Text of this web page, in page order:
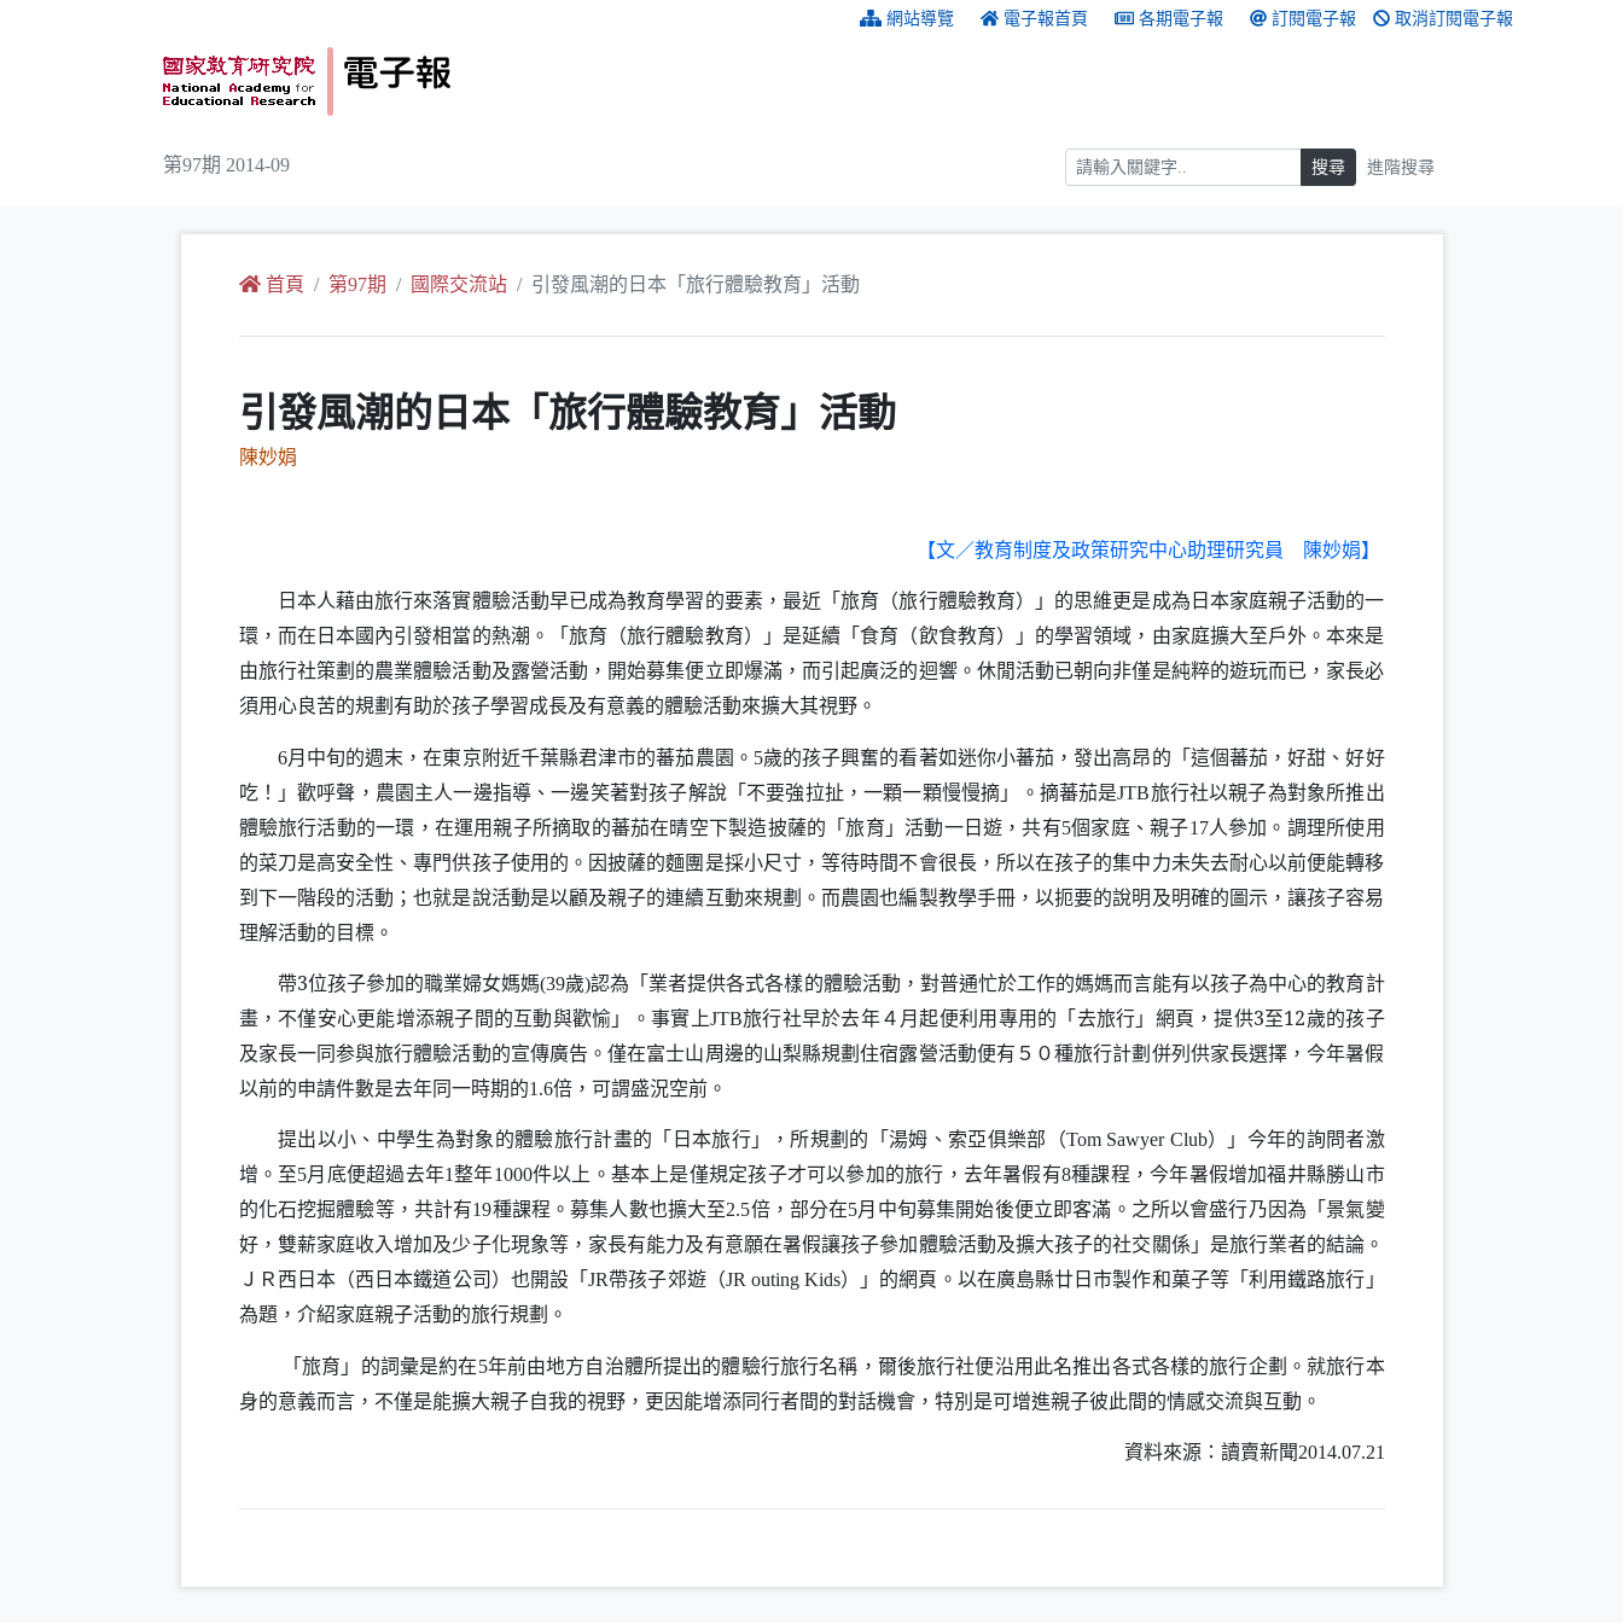
網站導覽 電子報首頁 各期電子報 訂閱電子報 取消訂閱電子報
第97期 2014-09 搜尋 搜尋 進階搜尋
首頁 第97期 國際交流站 引發風潮的日本「旅行體驗教育」活動
引發風潮的日本「旅行體驗教育」活動
陳妙娟
【文／教育制度及政策研究中心助理研究員 陳妙娟】
日本人藉由旅行來落實體驗活動早已成為教育學習的要素，最近「旅育（旅行體驗教育）」的思維更是成為日本家庭親子活動的一
環，而在日本國內引發相當的熱潮。「旅育（旅行體驗教育）」是延續「食育（飲食教育）」的學習領域，由家庭擴大至戶外。本來是
由旅行社策劃的農業體驗活動及露營活動，開始募集便立即爆滿，而引起廣泛的迴響。休閒活動已朝向非僅是純粹的遊玩而已，家長必
須用心良苦的規劃有助於孩子學習成長及有意義的體驗活動來擴大其視野。
6月中旬的週末，在東京附近千葉縣君津市的蕃茄農園。 5歲的孩子興奮的看著如迷你小蕃茄，發出高昂的「這個蕃茄，好甜、好好
吃！」歡呼聲，農園主人一邊指導、一邊笑著對孩子解說「不要強拉扯，一顆一顆慢慢摘」。摘蕃茄是JTB旅行社以親子為對象所推出
體驗旅行活動的一環，在運用親子所摘取的蕃茄在晴空下製造披薩的「旅育」活動一日遊，共有5個家庭、親子17人參加。調理所使用
的菜刀是高安全性、專門供孩子使用的。因披薩的麵團是採小尺寸，等待時間不會很長，所以在孩子的集中力未失去耐心以前便能轉移
到下一階段的活動；也就是說活動是以顧及親子的連續互動來規劃。而農園也編製教學手冊，以扼要的說明及明確的圖示，讓孩子容易
理解活動的目標。
帶3位孩子參加的職業婦女媽媽(39歲)認為「業者提供各式各樣的體驗活動，對普通忙於工作的媽媽而言能有以孩子為中心的教育計
畫，不僅安心更能增添親子間的互動與歡愉」。事實上JTB旅行社早於去年４月起便利用專用的「去旅行」網頁，提供3至12歲的孩子
及家長一同参與旅行體驗活動的宣傳廣告。僅在富士山周邊的山梨縣規劃住宿露營活動便有５０種旅行計劃併列供家長選擇，今年暑假
以前的申請件數是去年同一時期的1.6倍，可謂盛況空前。
提出以小、中學生為對象的體驗旅行計畫的「日本旅行」，所規劃的「湯姆、索亞俱樂部（Tom Sawyer Club）」今年的詢問者激
增。至5月底便超過去年1整年1000件以上。基本上是僅規定孩子才可以參加的旅行，去年暑假有8種課程，今年暑假增加福井縣勝山市
的化石挖掘體驗等，共計有19種課程。募集人數也擴大至2.5倍，部分在5月中旬募集開始後便立即客滿。之所以會盛行乃因為「景氣變
好，雙薪家庭收入增加及少子化現象等，家長有能力及有意願在暑假讓孩子參加體驗活動及擴大孩子的社交關係」是旅行業者的結論。
ＪＲ西日本（西日本鐵道公司）也開設「JR帶孩子郊遊（JR outing Kids）」的網頁。以在廣島縣廿日市製作和菓子等「利用鐵路旅行」
為題，介紹家庭親子活動的旅行規劃。
「旅育」的詞彙是約在5年前由地方自治體所提出的體驗行旅行名稱，爾後旅行社便沿用此名推出各式各樣的旅行企劃。就旅行本
身的意義而言，不僅是能擴大親子自我的視野，更因能增添同行者間的對話機會，特別是可增進親子彼此間的情感交流與互動。
資料來源：讀賣新聞2014.07.21